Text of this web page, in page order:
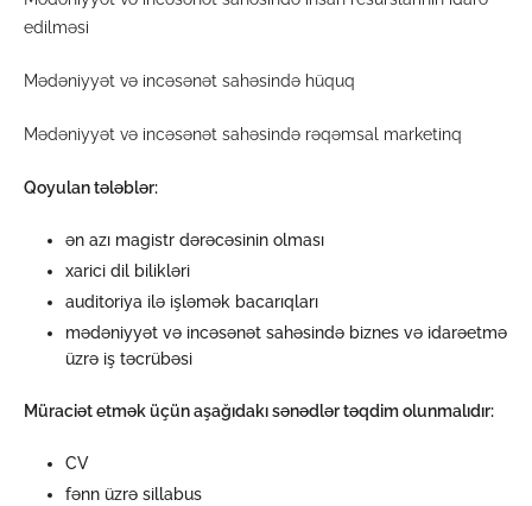
edilməsi
Mədəniyyət və incəsənət sahəsində hüquq
Mədəniyyət və incəsənət sahəsində rəqəmsal marketinq
Qoyulan tələblər:
ən azı magistr dərəcəsinin olması
xarici dil bilikləri
auditoriya ilə işləmək bacarıqları
mədəniyyət və incəsənət sahəsində biznes və idarəetmə
üzrə iş təcrübəsi
Müraciət etmək üçün aşağıdakı sənədlər təqdim olunmalıdır:
CV
fənn üzrə sillabus